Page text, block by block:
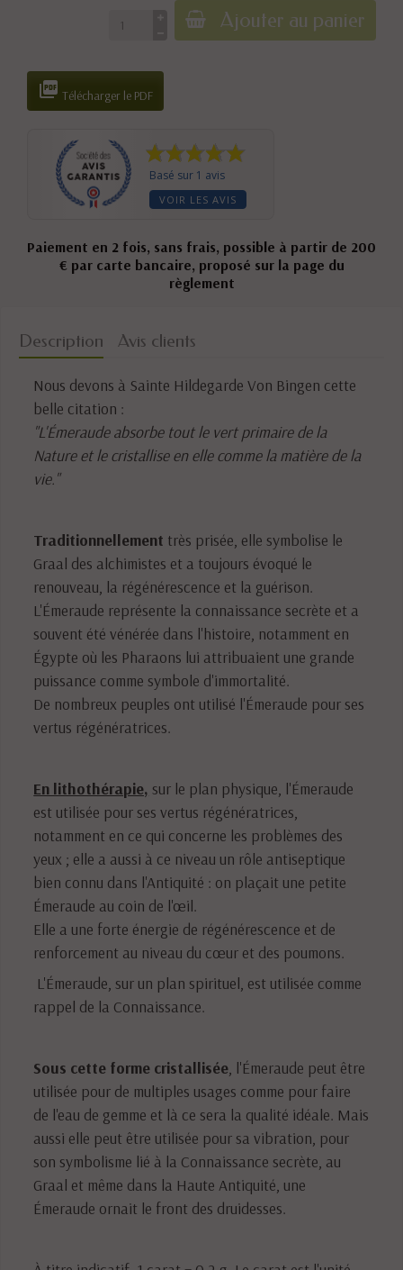
Ajouter au panier
 Télécharger le PDF
Basé sur 1 avis
VOIR LES AVIS
Paiement en 2 fois, sans frais, possible à partir de 200
€ par carte bancaire, proposé sur la page du
règlement
Description Avis clients
Nous devons à Sainte Hildegarde Von Bingen cette
belle citation :
"L'Émeraude absorbe tout le vert primaire de la
Nature et le cristallise en elle comme la matière de la
vie."
Traditionnellement très prisée, elle symbolise le
Graal des alchimistes et a toujours évoqué le
renouveau, la régénérescence et la guérison.
L'Émeraude représente la connaissance secrète et a
souvent été vénérée dans l'histoire, notamment en
Égypte où les Pharaons lui attribuaient une grande
puissance comme symbole d'immortalité.
De nombreux peuples ont utilisé l'Émeraude pour ses
vertus régénératrices.
En lithothérapie, sur le plan physique, l'Émeraude
est utilisée pour ses vertus régénératrices,
notamment en ce qui concerne les problèmes des
yeux ; elle a aussi à ce niveau un rôle antiseptique
bien connu dans l'Antiquité : on plaçait une petite
Émeraude au coin de l'œil.
Elle a une forte énergie de régénérescence et de
renforcement au niveau du cœur et des poumons.
L'Émeraude, sur un plan spirituel, est utilisée comme
rappel de la Connaissance.
Sous cette forme cristallisée , l'Émeraude peut être
utilisée pour de multiples usages comme pour faire
de l'eau de gemme et là ce sera la qualité idéale. Mais
aussi elle peut être utilisée pour sa vibration, pour
son symbolisme lié à la Connaissance secrète, au
Graal et même dans la Haute Antiquité, une
Émeraude ornait le front des druidesses.